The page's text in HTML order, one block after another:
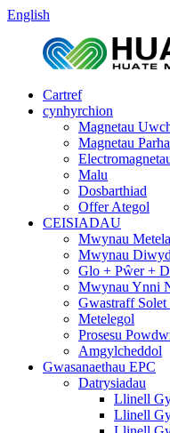
English
Cartref
cynhyrchion
Magnetau
Magnetau
Malu
Dosbarthiad
Offer Ategol
CEISIADAU
Mwynau
Mwynau
Glo + Pŵer +
Mwynau Ynni
Gwastraff
Metelegol
Prosesu
Amgylcheddol
Gwasanaethau EPC
Datrysiadau
Llinell
Llinell